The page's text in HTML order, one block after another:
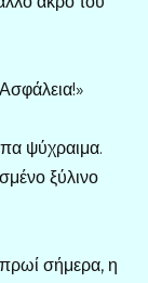
ψύχραιμα.
ξύλινο
σήμερα, η